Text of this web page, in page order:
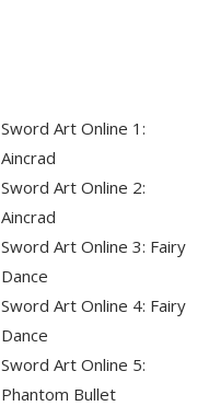
Sword Art Online 1:
Aincrad
Sword Art Online 2:
Aincrad
Sword Art Online 3: Fairy
Dance
Sword Art Online 4: Fairy
Dance
Sword Art Online 5:
Phantom Bullet